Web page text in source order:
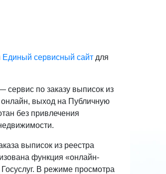
Единый сервисный сайт для
по заказу выписок из
выход на Публичную
без привлечения
выписок из реестра
функция «онлайн-
В режиме просмотра